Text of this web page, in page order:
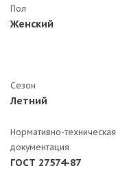
Пол
Женский
Сезон
Летний
Нормативно-техническая
документация
ГОСТ 27574-87